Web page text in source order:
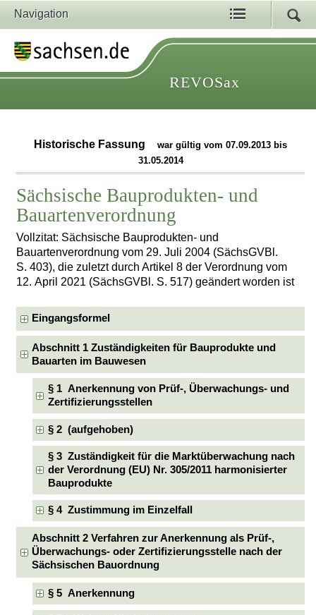
Navigation
REVOSax
Historische Fassung
war gültig vom 07.09.2013 bis
31.05.2014
Sächsische Bauprodukten- und
Bauartenverordnung
Vollzitat: Sächsische Bauprodukten- und
Bauartenverordnung vom 29. Juli 2004 (SächsGVBl.
S. 403), die zuletzt durch Artikel 8 der Verordnung vom
12. April 2021 (SächsGVBl. S. 517) geändert worden ist
Eingangsformel
Abschnitt 1 Zuständigkeiten für Bauprodukte und
Bauarten im Bauwesen
§ 1 Anerkennung von Prüf-, Überwachungs- und
Zertifizierungsstellen
§ 2 (aufgehoben)
§ 3 Zuständigkeit für die Marktüberwachung nach
der Verordnung (EU) Nr. 305/2011 harmonisierter
Bauprodukte
§ 4 Zustimmung im Einzelfall
Abschnitt 2 Verfahren zur Anerkennung als Prüf-,
Überwachungs- oder Zertifizierungsstelle nach der
Sächsischen Bauordnung
§ 5 Anerkennung